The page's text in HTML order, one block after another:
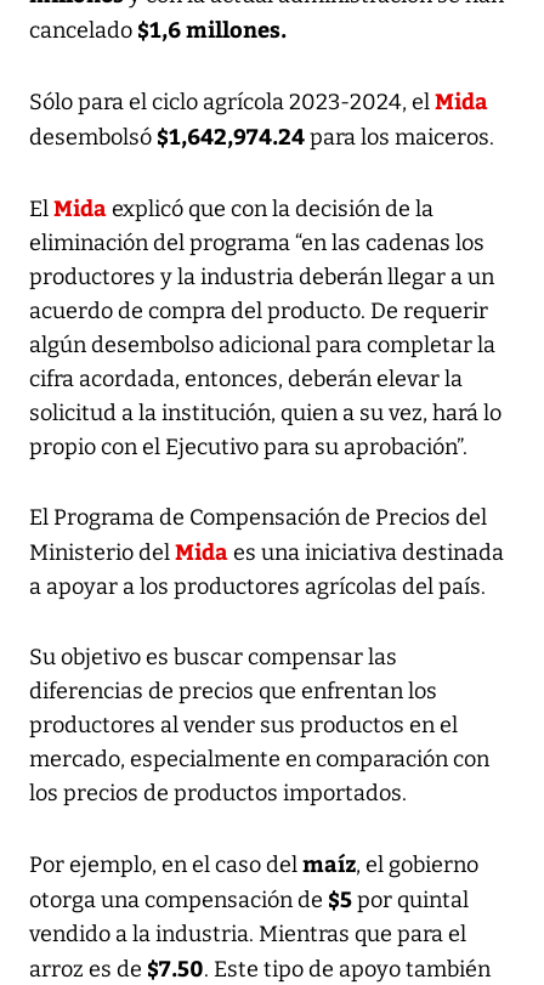
cancelado $1,6 millones.
Sólo para el ciclo agrícola 2023-2024, elMida
desembolsó $1,642,974.24para los maiceros.
ElMidaexplicó que con la decisión de la
eliminación del programa “en las cadenas los
productores y la industria deberán llegar a un
acuerdo de compra del producto. De requerir
algún desembolso adicional para completar la
cifra acordada, entonces, deberán elevar la
solicitud a la institución, quien a su vez, hará lo
propio con el Ejecutivo para su aprobación”.
El Programa de Compensación de Precios del
Ministerio delMidaes una iniciativa destinada
a apoyar a los productores agrícolas del país.
Su objetivo es buscar compensar las
diferencias de precios que enfrentan los
productores al vender sus productos en el
mercado, especialmente en comparación con
los precios de productos importados.
Por ejemplo, en el caso delmaíz, el gobierno
otorga una compensación de $5por quintal
vendido a la industria. Mientras que para el
arroz es de $7.50. Este tipo de apoyo también